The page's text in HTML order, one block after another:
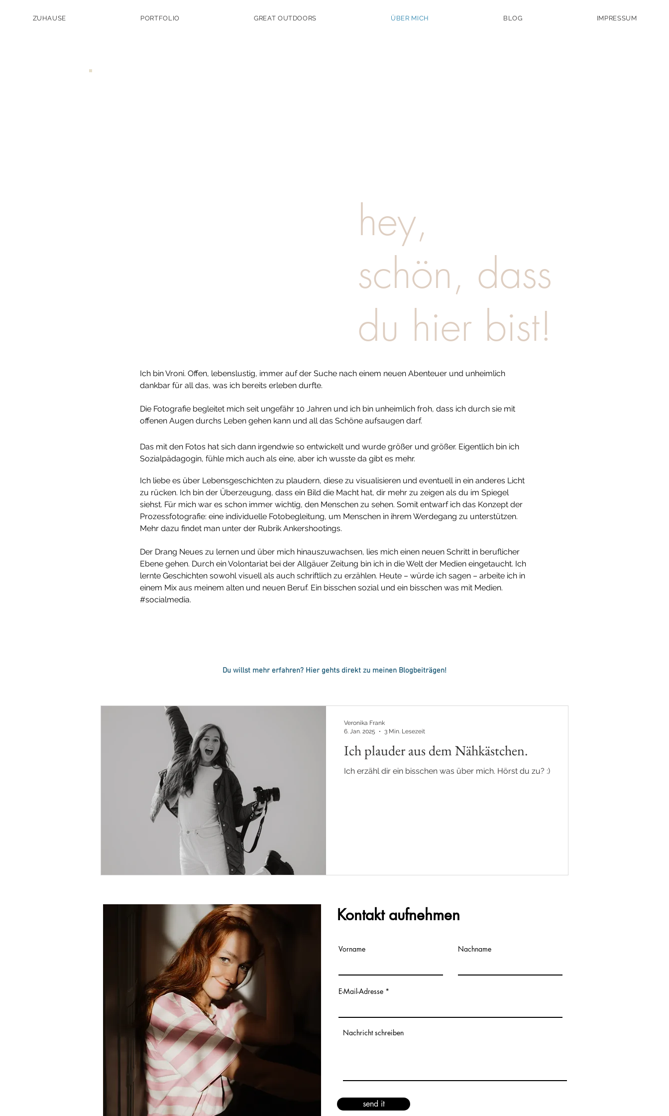
ZUHAUSE PORTFOLIO GREAT OUTDOORS ÜBER MICH BLOG IMPRESSUM
hey,
schön, dass
du hier bist!
Ich bin Vroni. Offen, lebenslustig, immer auf der Suche nach einem neuen Abenteuer und unheimlich
dankbar für all das, was ich bereits erleben durfte.
Die Fotografie begleitet mich seit ungefähr 10 Jahren und ich bin unheimlich froh, dass ich durch sie mit
offenen Augen durchs Leben gehen kann und all das Schöne aufsaugen darf.
Das mit den Fotos hat sich dann irgendwie so entwickelt und wurde größer und größer. Eigentlich bin ich
Sozialpädagogin, fühle mich auch als eine, aber ich wusste da gibt es mehr.
Ich liebe es über Lebensgeschichten zu plaudern, diese zu visualisieren und eventuell in ein anderes Licht
zu rücken. Ich bin der Überzeugung, dass ein Bild die Macht hat, dir mehr zu zeigen als du im Spiegel
siehst. Für mich war es schon immer wichtig, den Menschen zu sehen. Somit entwarf ich das Konzept der
Prozessfotografie: eine individuelle Fotobegleitung, um Menschen in ihrem Werdegang zu unterstützen.
Mehr dazu findet man unter der Rubrik Ankershootings.
Der Drang Neues zu lernen und über mich hinauszuwachsen, lies mich einen neuen Schritt in beruflicher
Ebene gehen. Durch ein Volontariat bei der Allgäuer Zeitung bin ich in die Welt der Medien eingetaucht. Ich
lernte Geschichten sowohl visuell als auch schriftlich zu erzählen. Heute – würde ich sagen – arbeite ich in
einem Mix aus meinem alten und neuen Beruf. Ein bisschen sozial und ein bisschen was mit Medien.
#socialmedia.
Du willst mehr erfahren? Hier gehts direkt zu meinen Blogbeiträgen!
Ich plauder aus dem Nähkästchen.
Ich erzähl dir ein bisschen was über mich. Hörst du zu? :)
Veronika Frank
6. Jan. 2025
3 Min. Lesezeit
Kontakt aufnehmen
Vorname Nachname
E-Mail-Adresse
Nachricht schreiben
send it